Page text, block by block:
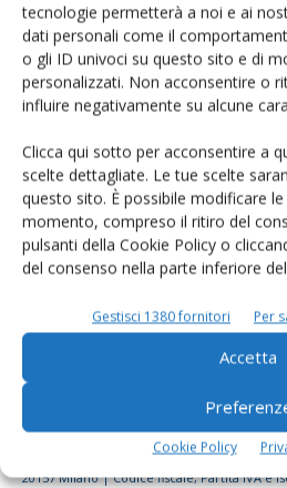
tecnologie permetterà a noi e ai
dati personali come il
o gli ID univoci su questo sito e di
personalizzati. Non acconsentire o
influire negativamente su alcune
Clicca qui sotto per acconsentire a
scelte dettagliate. Le tue scelte
questo sito. È possibile modificare
momento, compreso il ritiro del
pulsanti della Cookie Policy o
del consenso nella parte inferiore
Gestisci 1380 fornitori Per
Accetta
Cookie Policy
Rimani
© Tecniche Nuove Spa. Tutti i diritti
20157 Milano | Codice fiscale, Partita IVA e